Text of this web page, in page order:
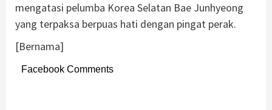
mengatasi pelumba Korea Selatan Bae Junhyeong
yang terpaksa berpuas hati dengan pingat perak.
[Bernama]
Facebook Comments